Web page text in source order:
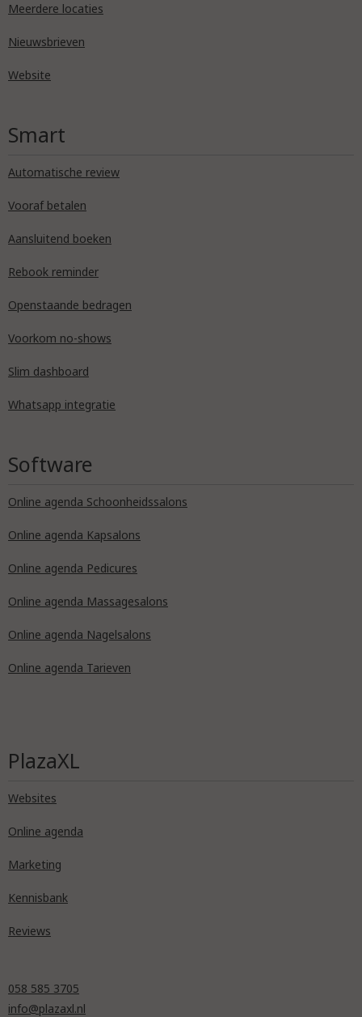
Meerdere locaties
Nieuwsbrieven
Website
Smart
Automatische review
Vooraf betalen
Aansluitend boeken
Rebook reminder
Openstaande bedragen
Voorkom no-shows
Slim dashboard
Whatsapp integratie
Software
Online agenda Schoonheidssalons
Online agenda Kapsalons
Online agenda Pedicures
Online agenda Massagesalons
Online agenda Nagelsalons
Online agenda Tarieven
PlazaXL
Websites
Online agenda
Marketing
Kennisbank
Reviews
058 585 3705
info@plazaxl.nl